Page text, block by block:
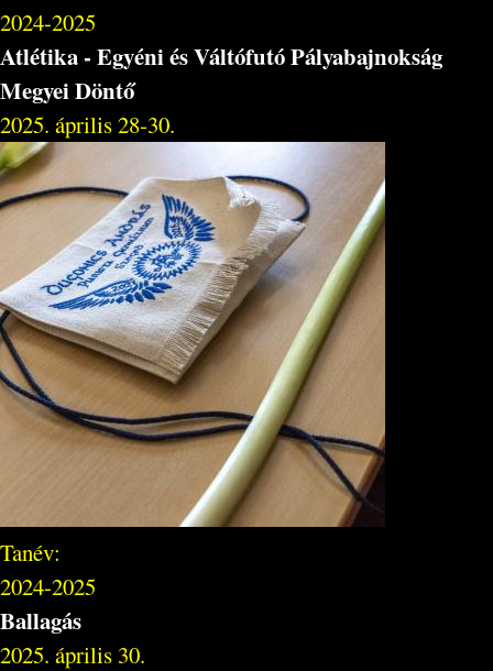
2024-2025
Atlétika - Egyéni és Váltófutó Pályabajnokság
Megyei Döntő
2025. április 28-30.
Tanév:
2024-2025
Ballagás
2025. április 30.